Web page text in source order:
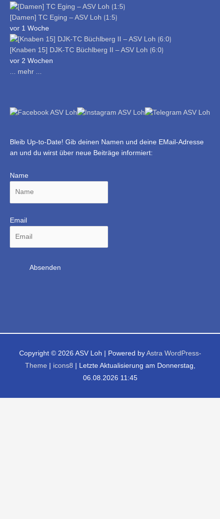
[Damen] TC Eging – ASV Loh ⟮1:5⟯
vor 1 Woche
[Knaben 15] DJK-TC Büchlberg II – ASV Loh ⟮6:0⟯
vor 2 Wochen
... mehr ...
Bleib Up-to-Date! Gib deinen Namen und deine EMail-Adresse
an und du wirst über neue Beiträge informiert:
Name
Email
Copyright © 2026 ASV Loh | Powered by Astra WordPress-
Theme
icons8 | Letzte Aktualisierung am Donnerstag,
06.08.2026 11:45